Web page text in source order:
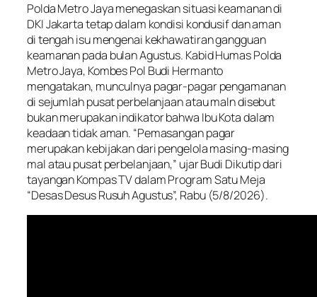
Polda Metro Jaya menegaskan situasi keamanan di
DKI Jakarta tetap dalam kondisi kondusif dan aman
di tengah isu mengenai kekhawatiran gangguan
keamanan pada bulan Agustus. Kabid Humas Polda
Metro Jaya, Kombes Pol Budi Hermanto
mengatakan, munculnya pagar-pagar pengamanan
di sejumlah pusat perbelanjaan atau maln disebut
bukan merupakan indikator bahwa Ibu Kota dalam
keadaan tidak aman. “Pemasangan pagar
merupakan kebijakan dari pengelola masing-masing
mal atau pusat perbelanjaan,” ujar Budi Dikutip dari
tayangan Kompas TV dalam Program Satu Meja
“Desas Desus Rusuh Agustus”, Rabu (5/8/2026).